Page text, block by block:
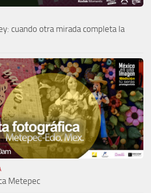
cuando otra mirada completa la
Metepec